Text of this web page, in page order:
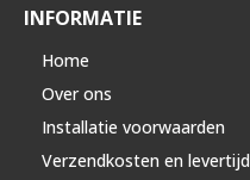
INFORMATIE
Home
Over ons
Installatie voorwaarden
Verzendkosten en levertijd